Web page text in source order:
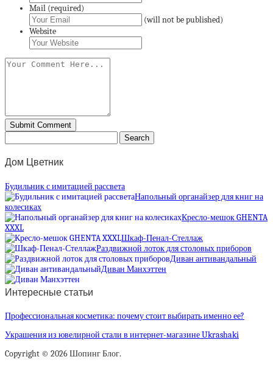
Mail (required)
(will not be published)
Website
Дом Цветник
Будильник с имитацией рассвета
Напольный органайзер для книг на
колесиках
Кресло-мешок GHENTA
XXXL
Шкаф-Пенал-Стеллаж
Раздвижной лоток для столовых приборов
Диван антивандальный
Диван Манхэттен
Интересные статьи
Профессиональная косметика: почему стоит выбирать именно ее?
Украшения из ювелирной стали в интернет-магазине Ukrashaki
Copyright © 2026 Шопинг Блог.